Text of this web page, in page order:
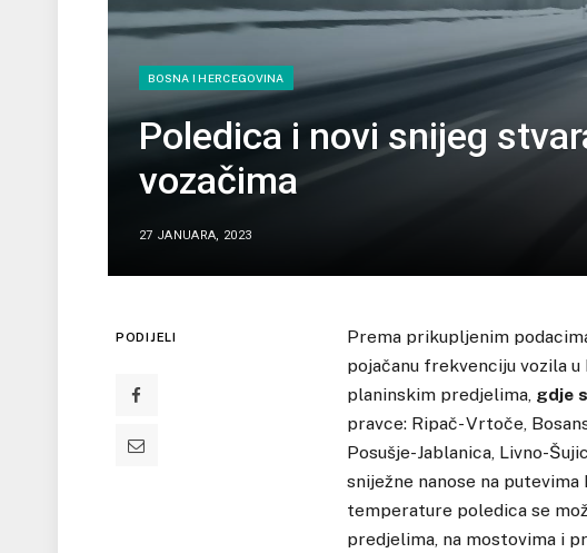
BOSNA I HERCEGOVINA
Poledica i novi snijeg
vozačima
27 JANUARA, 2023
PODIJELI
Prema prikupljenim
pojačanu frekvenciju vozila
planinskim predjelima, gdje
pravce: Ripač- Vrtoče,
Posušje-Jablanica, Livno-
sniježne nanose na
temperature poledica se
predjelima, na mostovima i